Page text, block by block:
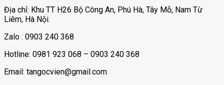
Địa chỉ: Khu TT H26 Bộ Công An, Phú Hà, Tây Mỗ, Nam Từ
Liêm, Hà Nội.
Zalo : 0903 240 368
Hotline: 0981 923 068 – 0903 240 368
Email: tangocvien@gmail.com